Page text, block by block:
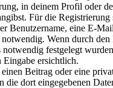
in deinem Profil oder
Für die Registrierung
Benutzername, eine E-
notwendig. Wenn durch
notwendig festgelegt
Eingabe ersichtlich.
Beitrag oder eine
die dort eingegebenen